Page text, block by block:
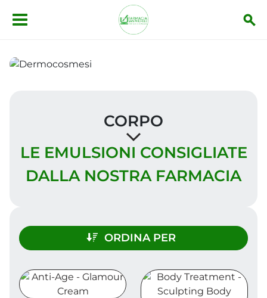
Salta al contenuto principale
CORPO
LE EMULSIONI CONSIGLIATE
DALLA NOSTRA FARMACIA
ORDINA PER